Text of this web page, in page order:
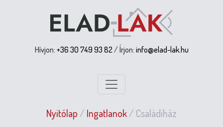
Hívjon: +36 30 749 93 82 / Írjon: info@elad-lak.hu
Nyitólap / Ingatlanok/ Családiház